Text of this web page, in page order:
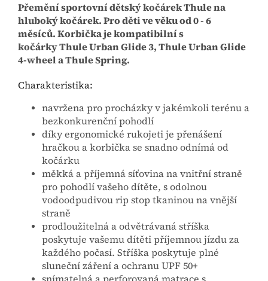
Přemění sportovní dětský kočárek Thule na
hluboký kočárek. Pro děti ve věku od 0 - 6
měsíců. Korbička je kompatibilní s
kočárky Thule Urban Glide 3, Thule Urban Glide
4-wheel a Thule Spring.
Charakteristika:
navržena pro procházky v jakémkoli terénu a
bezkonkurenční pohodlí
díky ergonomické rukojeti je přenášení
hračkou a korbička se snadno odnímá od
kočárku
měkká a příjemná síťovina na vnitřní straně
pro pohodlí vašeho dítěte, s odolnou
vodoodpudivou rip stop tkaninou na vnější
straně
prodloužitelná a odvětrávaná stříška
poskytuje vašemu dítěti příjemnou jízdu za
každého počasí. Stříška poskytuje plné
sluneční záření a ochranu UPF 50+